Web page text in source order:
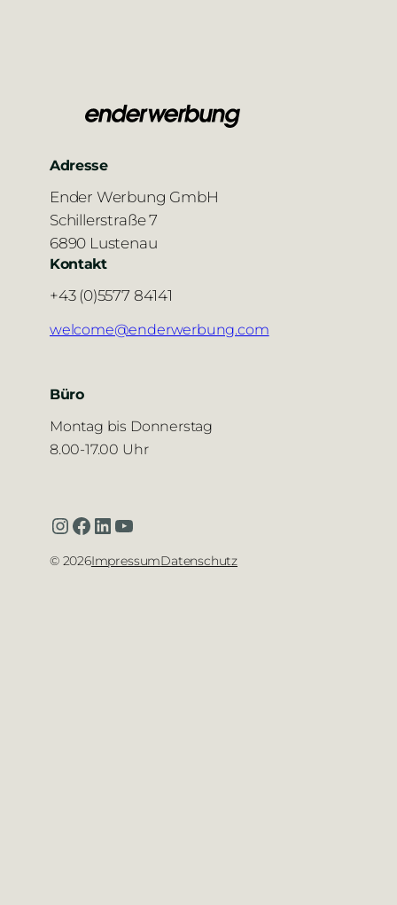
Adresse
Ender Werbung GmbH
Schillerstraße 7
6890 Lustenau
Kontakt
+43 (0)5577 84141
welcome@enderwerbung.com
Büro
Montag bis Donnerstag
8.00-17.00 Uhr
InstagramFacebook LinkedIn YouTube
©2026ImpressumDatenschutz